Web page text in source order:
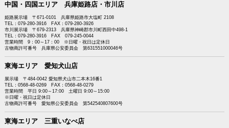
中国・四国エリア 兵庫姫路店・市川店
姫路展示場 〒671-0101 兵庫県姫路市大塩町 2108
TEL：079-280-3916 FAX：079-280-3926
市川展示場 〒679-2313 兵庫県神崎郡市川町西田中498-1
TEL：079-280-3916 FAX 079-245-0044
営業時間 9：00～17：00 ※日曜・祝日は定休日
古物商許可番号 兵庫県公安委員会 第631551000046号
東海エリア 愛知犬山店
展示場 〒484-0042 愛知県犬山市二本木16番1
TEL：0568-48-0269 FAX：0568-48-0279
営業時間 平日 9:00～17:00 土曜日 9:00～15:00
※日曜・祝日は定休日
古物商許可番号 愛知県公安委員会 第542540807600号
東海エリア 三重いなべ店